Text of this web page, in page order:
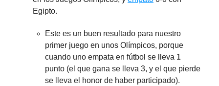
Egipto.
Este es un buen resultado para nuestro
primer juego en unos Olímpicos, porque
cuando uno empata en fútbol se lleva 1
punto (el que gana se lleva 3, y el que pierde
se lleva el honor de haber participado).